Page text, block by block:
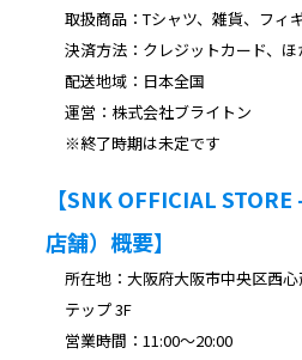
取扱商品：Tシャツ、雑貨、フィ
決済方法：クレジットカード、ほ
配送地域：日本全国
運営：株式会社ブライトン
※終了時期は未定です
【SNK OFFICIAL
店舗）概要】
所在地：大阪府大阪市中央区西
テップ 3F
営業時間：11:00〜20:00